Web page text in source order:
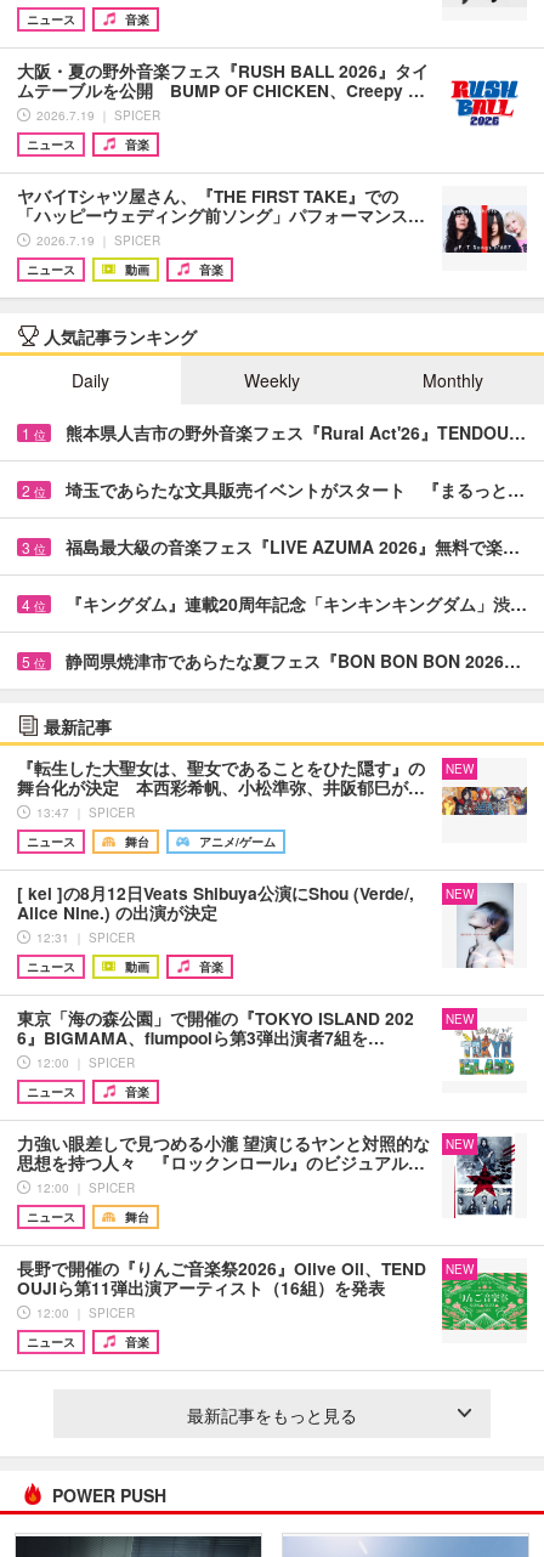
ニュース
音楽
大阪・夏の野外音楽フェス『RUSH BALL 2026』タイ
ムテーブルを公開 BUMP OF CHICKEN、Creepy …
2026.7.19 ｜ SPICER
ニュース
音楽
ヤバイTシャツ屋さん、『THE FIRST TAKE』での
「ハッピーウェディング前ソング」パフォーマンス…
2026.7.19 ｜ SPICER
ニュース
動画 音楽
人気記事ランキング
Daily
Weekly Monthly
1 位 熊本県人吉市の野外音楽フェス『Rural Act'26』TENDOU…
2 位 埼玉であらたな文具販売イベントがスタート 『まるっと…
3 位 福島最大級の音楽フェス『LIVE AZUMA 2026』無料で楽…
4 位 『キングダム』連載20周年記念「キンキンキングダム」渋…
5 位 静岡県焼津市であらたな夏フェス『BON BON BON 2026…
最新記事
『転生した大聖女は、聖女であることをひた隠す』の
舞台化が決定 本西彩希帆、小松準弥、井阪郁巳が…
13:47 ｜ SPICER
ニュース
舞台 アニメ/ゲーム
NEW
[ kei ]の8月12日Veats Shibuya公演にShou (Verde/,
Alice Nine.) の出演が決定
12:31 ｜ SPICER
ニュース
動画 音楽
NEW
東京「海の森公園」で開催の『TOKYO ISLAND 202
6』BIGMAMA、flumpoolら第3弾出演者7組を…
12:00 ｜ SPICER
ニュース
音楽
NEW
力強い眼差しで見つめる小瀧 望演じるヤンと対照的な
思想を持つ人々 『ロックンロール』のビジュアル…
12:00 ｜ SPICER
ニュース
舞台
NEW
長野で開催の『りんご音楽祭2026』Olive Oil、TEND
OUJIら第11弾出演アーティスト（16組）を発表
12:00 ｜ SPICER
ニュース
音楽
NEW
最新記事をもっと見る
POWER PUSH